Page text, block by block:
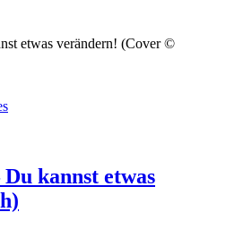
kannst etwas